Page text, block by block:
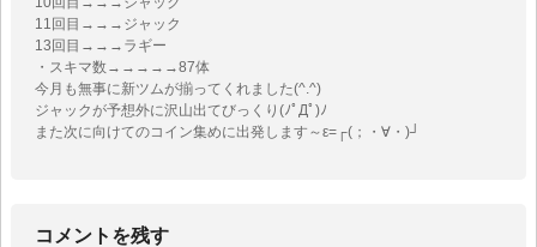
11回目→→→ジャック
13回目→→→ラギー
・スキマ数→→→→→87体
今月も無事に新ツムが揃ってくれました(^.^)
ジャックが予想外に沢山出てびっくり(ﾉﾟДﾟ)ﾉ
また次に向けてのコイン集めに出発します～ε=┌(；・∀・)┘
コメントを残す